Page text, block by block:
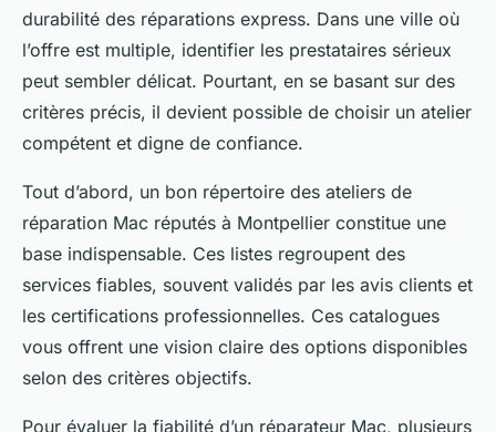
durabilité des réparations express. Dans une ville où
l’offre est multiple, identifier les prestataires sérieux
peut sembler délicat. Pourtant, en se basant sur des
critères précis, il devient possible de choisir un atelier
compétent et digne de confiance.
Tout d’abord, un bon répertoire des ateliers de
réparation Mac réputés à Montpellier constitue une
base indispensable. Ces listes regroupent des
services fiables, souvent validés par les avis clients et
les certifications professionnelles. Ces catalogues
vous offrent une vision claire des options disponibles
selon des critères objectifs.
Pour évaluer la fiabilité d’un réparateur Mac, plusieurs